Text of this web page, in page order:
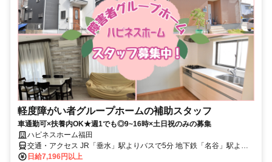
軽度障がい者グループホームの補助スタッフ
車通勤可×扶養内OK★週1でも◎9~16時×土日祝のみの募集
ハピネスホーム福田
交通・アクセス JR「垂水」駅よりバスで5分 地下鉄「名谷」駅より
バスで10分
日給7,196円以上